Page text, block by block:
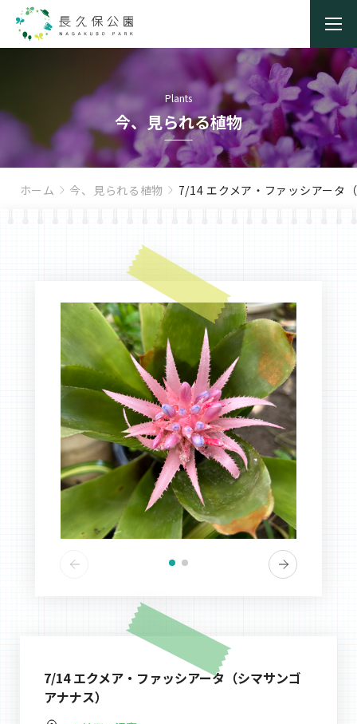
Plants
今、見られる植物
ホーム 今、見られる植物 7/14 エクメア・ファッシアータ
7/14 エクメア・ファッシアータ（シマサンゴ
アナナス）